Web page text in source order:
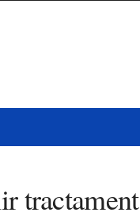
tractament